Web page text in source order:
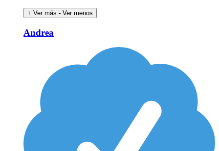
+ Ver más - Ver menos
Andrea